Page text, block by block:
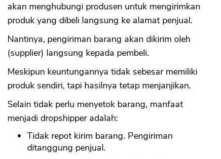
akan menghubungi produsen untuk mengirimkan
produk yang dibeli langsung ke alamat penjual.
Nantinya, pengiriman barang akan dikirim oleh
(supplier) langsung kepada pembeli.
Meskipun keuntungannya tidak sebesar memiliki
produk sendiri, tapi hasilnya tetap menjanjikan.
Selain tidak perlu menyetok barang, manfaat
menjadi dropshipper adalah:
Tidak repot kirim barang. Pengiriman
ditanggung penjual.